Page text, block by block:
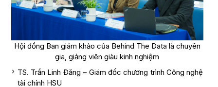
Hội đồng Ban giám khảo của Behind The Data là chuyên
gia, giảng viên giàu kinh nghiệm
TS. Trần Linh Đăng – Giám đốc chương trình Công nghệ
tài chính HSU